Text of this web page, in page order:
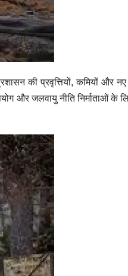
की प्रवृत्तियों, कमियों और
और जलवायु नीति निर्माताओं के